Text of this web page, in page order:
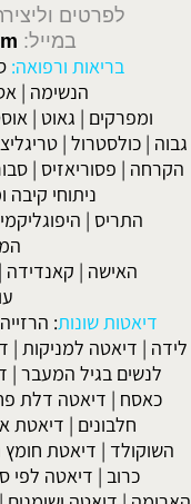
לפרטים וליצירת קשר בנייד:
במייל:
בריאות ורפואה:סוכרת
הנשימה|אסטמה
|גאוט |
כולסטרול|
|פסוריאזיס|סבוריאה
ניתוחי קיבה ומעיים
התריס|היפוגליקמיה|
המעבר
האישה|קאנדידה|
עורקים
שונות:הרזייה|
|דיאטה למניקות|
בגיל המעבר|
|דיאטה דלת
חלבונים|דיאטת
|דיאטת חומץ
|דיאטה לפי סוג